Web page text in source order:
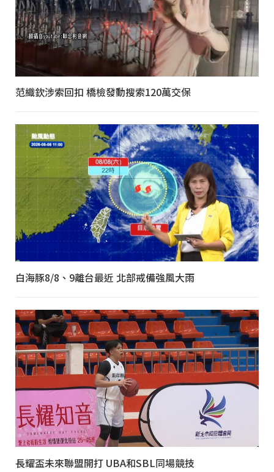
范織欽涉索回扣 橋檢發動搜索120萬交保
白海豚8/8、9離台最近 北部戒備強風大雨
長耀盃未來聯盟開打 UBA和SBL同場競技